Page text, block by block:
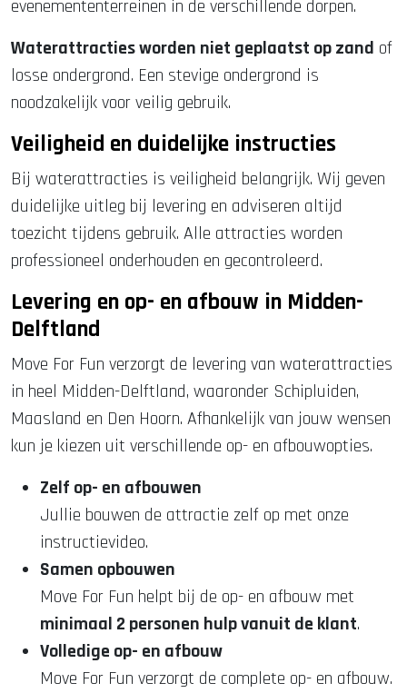
evenemententerreinen in de verschillende dorpen.
Waterattracties worden niet geplaatst op zand of
losse ondergrond. Een stevige ondergrond is
noodzakelijk voor veilig gebruik.
Veiligheid en duidelijke instructies
Bij waterattracties is veiligheid belangrijk. Wij geven
duidelijke uitleg bij levering en adviseren altijd
toezicht tijdens gebruik. Alle attracties worden
professioneel onderhouden en gecontroleerd.
Levering en op- en afbouw in Midden-
Delftland
Move For Fun verzorgt de levering van waterattracties
in heel Midden-Delftland, waaronder Schipluiden,
Maasland en Den Hoorn. Afhankelijk van jouw wensen
kun je kiezen uit verschillende op- en afbouwopties.
Zelf op- en afbouwen
Jullie bouwen de attractie zelf op met onze
instructievideo.
Samen opbouwen
Move For Fun helpt bij de op- en afbouw met
minimaal 2 personen hulp vanuit de klant.
Volledige op- en afbouw
Move For Fun verzorgt de complete op- en afbouw.